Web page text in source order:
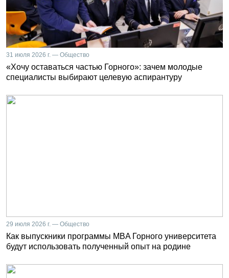
31 июля 2026 г. — Общество
«Хочу оставаться частью Горного»: зачем молодые
специалисты выбирают целевую аспирантуру
29 июля 2026 г. — Общество
Как выпускники программы MBA Горного университета
будут использовать полученный опыт на родине